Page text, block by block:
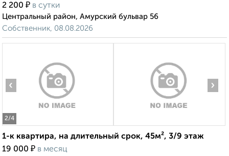
2 200 ₽ в сутки
Центральный район, Амурский бульвар 56
Собственник, 08.08.2026
2/4
‹ ›
1-к квартира, на длительный срок, 45м², 3/9 этаж
19 000 ₽ в месяц